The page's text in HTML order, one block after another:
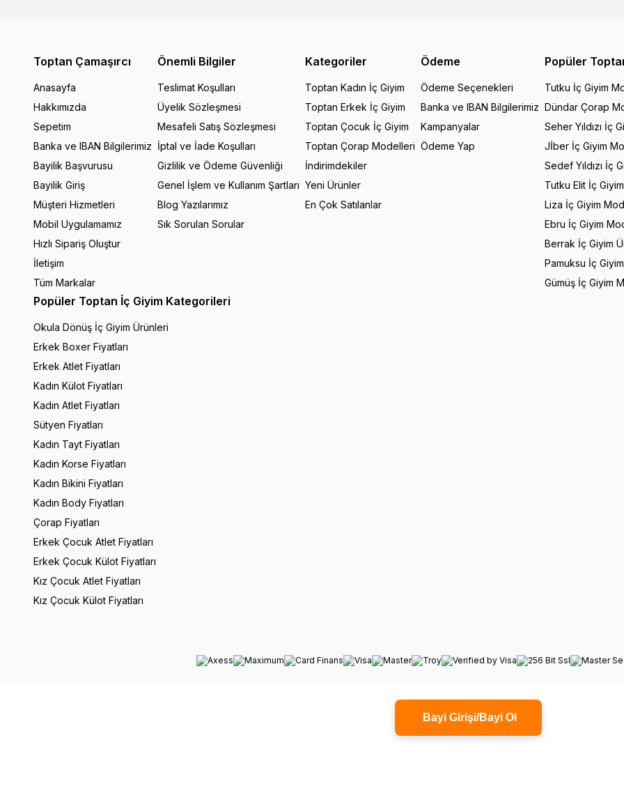
Toptan Çamaşırcı
Anasayfa
Hakkımızda
Sepetim
Banka ve IBAN Bilgilerimiz
Bayilik Başvurusu
Bayilik Giriş
Müşteri Hizmetleri
Mobil Uygulamamız
Hızlı Sipariş Oluştur
İletişim
Tüm Markalar
Önemli Bilgiler
Teslimat Koşulları
Üyelik Sözleşmesi
Mesafeli Satış Sözleşmesi
İptal ve İade Koşulları
Gizlilik ve Ödeme Güvenliği
Genel İşlem ve Kullanım Şartları
Blog Yazılarımız
Sık Sorulan Sorular
Kategoriler
Toptan Kadın İç Giyim
Toptan Erkek İç Giyim
Toptan Çocuk İç Giyim
Toptan Çorap Modelleri
İndirimdekiler
Yeni Ürünler
En Çok Satılanlar
Ödeme
Ödeme Seçenekleri
Banka ve IBAN Bilgilerimiz
Kampanyalar
Ödeme Yap
Popüler
Tutku İç Giyim
Dündar Çorap
Seher Yıldızı İç
Jİber İç Giyim
Sedef Yıldızı İç
Tutku Elit İç
Liza İç Giyim
Ebru İç Giyim
Berrak İç Giyim
Pamuksu İç
Gümüş İç Giyim
Popüler Toptan İç Giyim Kategorileri
Okula Dönüş İç Giyim Ürünleri
Erkek Boxer Fiyatları
Erkek Atlet Fiyatları
Kadın Külot Fiyatları
Kadın Atlet Fiyatları
Sütyen Fiyatları
Kadın Tayt Fiyatları
Kadın Korse Fiyatları
Kadın Bikini Fiyatları
Kadın Body Fiyatları
Çorap Fiyatları
Erkek Çocuk Atlet Fiyatları
Erkek Çocuk Külot Fiyatları
Kız Çocuk Atlet Fiyatları
Kız Çocuk Külot Fiyatları
Bayi Girişi/Bayi Ol